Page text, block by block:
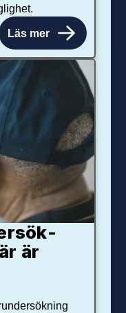
Läs mer
är